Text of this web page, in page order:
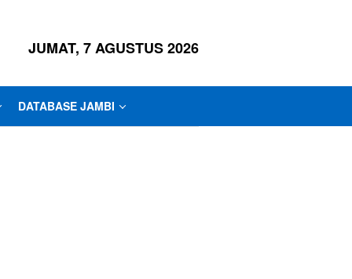
JUMAT, 7 AGUSTUS 2026
DATABASE JAMBI